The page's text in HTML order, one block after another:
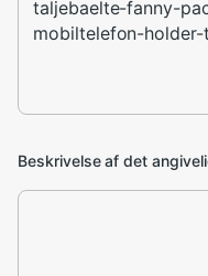
Beskrivelse af det